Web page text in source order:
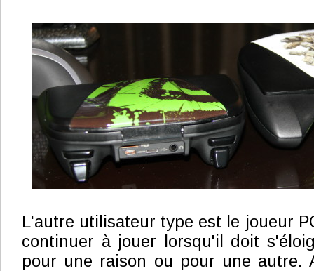
L'autre utilisateur type est le joueur
continuer à jouer lorsqu'il doit
pour une raison ou pour une autre.